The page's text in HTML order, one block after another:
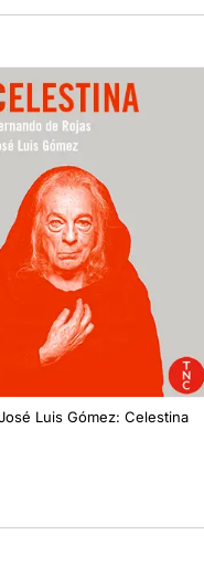
Luis Gómez: Celestina